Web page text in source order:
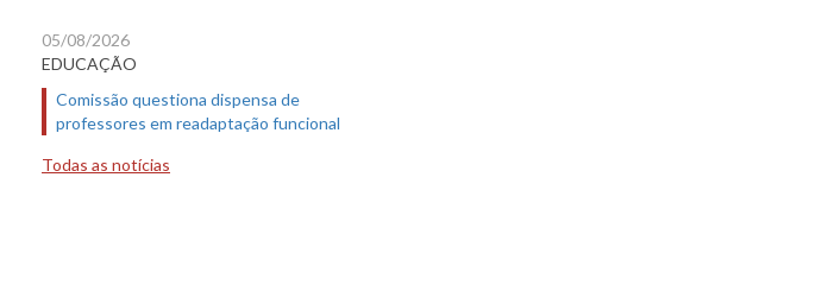
05/08/2026
EDUCAÇÃO
Comissão questiona dispensa de
professores em readaptação funcional
Todas as notícias